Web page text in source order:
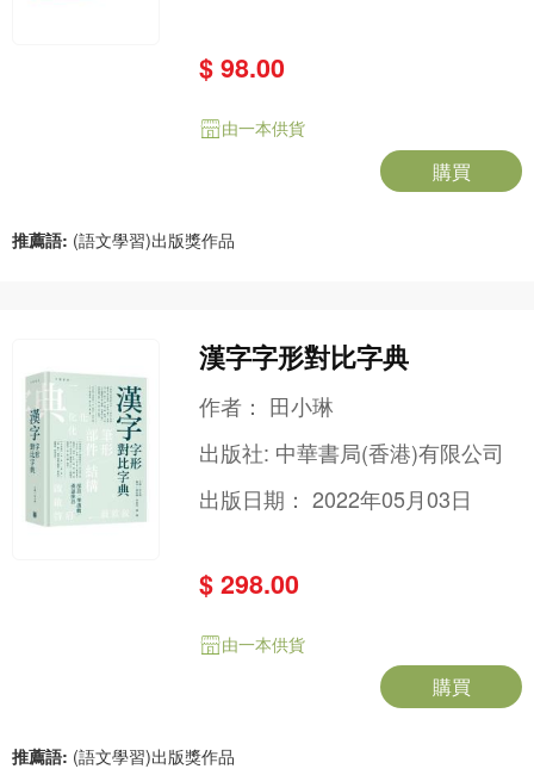
$ 98.00
由一本供貨
購買
推薦語: (語文學習)出版獎作品
漢字字形對比字典
作者： 田小琳
出版社: 中華書局(香港)有限公司
出版日期：2022年05月03日
$ 298.00
由一本供貨
購買
推薦語: (語文學習)出版獎作品